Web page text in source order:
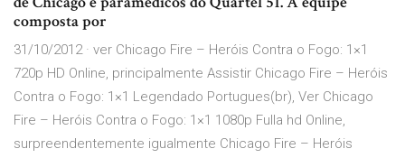
composta por
31/10/2012 · ver Chicago Fire – Heróis Contra o Fogo: 1×1
720p HD Online, principalmente Assistir Chicago Fire – Heróis
Contra o Fogo: 1×1 Legendado Portugues(br), Ver Chicago
Fire – Heróis Contra o Fogo: 1×1 1080p Fulla hd Online,
surpreendentemente igualmente Chicago Fire – Heróis